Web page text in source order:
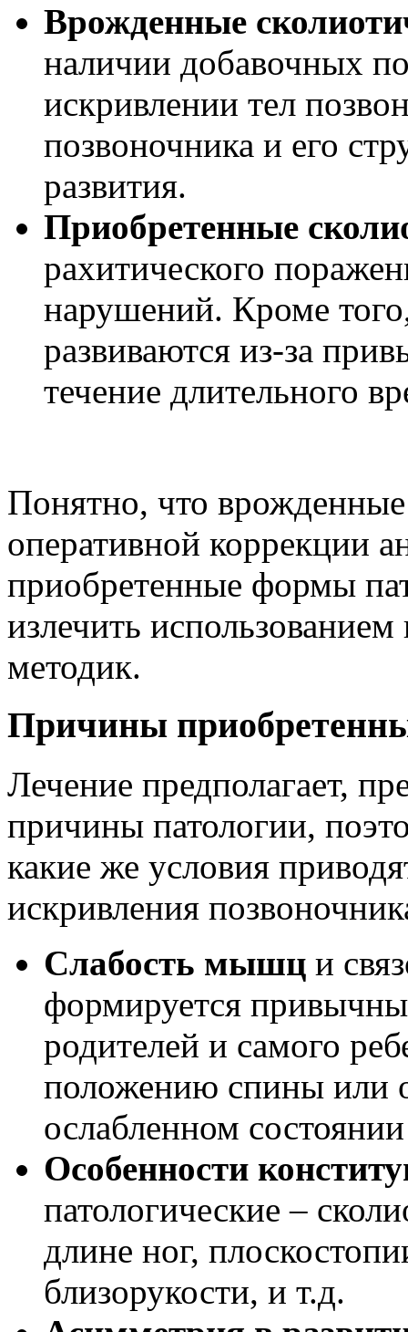
Врожденные
наличии добавочных
искривлении тел
позвоночника и его
развития.
Приобретенные
рахитического
нарушений. Кроме
развиваются из-за
течение длительного
Понятно, что
оперативной коррекции
приобретенные формы
излечить
методик.
Причины
Лечение предполагает,
причины патологии,
какие же условия
искривления
Слабость мышц и
формируется
родителей и самого
положению спины или
ослабленном
Особенности
патологические –
длине ног,
близорукости, и т.д.